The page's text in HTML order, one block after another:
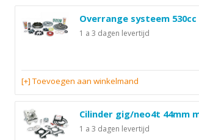
Overrange systeem 530cc
1 a 3 dagen levertijd
[+] Toevoegen aan winkelmand
Cilinder gig/neo4t 44mm
1 a 3 dagen levertijd